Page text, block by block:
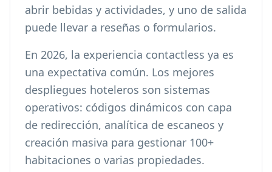
abrir bebidas y actividades, y uno de salida
puede llevar a reseñas o formularios.
En 2026, la experiencia contactless ya es
una expectativa común. Los mejores
despliegues hoteleros son sistemas
operativos: códigos dinámicos con capa
de redirección, analítica de escaneos y
creación masiva para gestionar 100+
habitaciones o varias propiedades.